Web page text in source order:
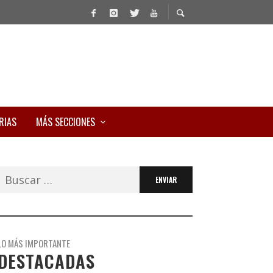
MÁS SECCIONES
MÁS IMPORTANTE